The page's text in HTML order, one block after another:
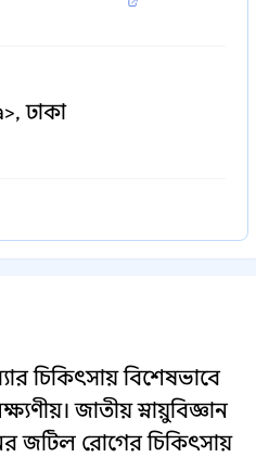
ঢাকা
চিকিৎসায় বিশেষভাবে
জাতীয় স্নায়ুবিজ্ঞান
জটিল রোগের চিকিৎসায়